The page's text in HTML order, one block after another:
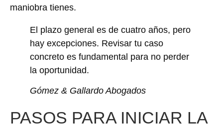
maniobra tienes.
El plazo general es de cuatro años, pero
hay excepciones. Revisar tu caso
concreto es fundamental para no perder
la oportunidad.
Gómez & Gallardo Abogados
PASOS PARA INICIAR LA